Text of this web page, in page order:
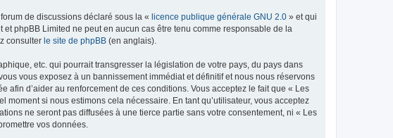
de discussions déclaré sous la « licence publique générale GNU 2.0 » et qui
phpBB Limited ne peut en aucun cas être tenu comme responsable de la
consulter le site de phpBB (en anglais).
etc. qui pourrait transgresser la législation de votre pays, du pays dans
vous exposez à un bannissement immédiat et définitif et nous nous réservons
afin d’aider au renforcement de ces conditions. Vous acceptez le fait que « Les
si nous estimons cela nécessaire. En tant qu’utilisateur, vous acceptez
ne seront pas diffusées à une tierce partie sans votre consentement, ni « Les
vos données.